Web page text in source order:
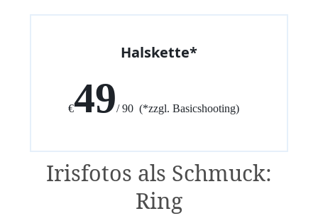
Halskette*
€49/ 90 (*zzgl. Basicshooting)
Irisfotos als Schmuck:
Ring